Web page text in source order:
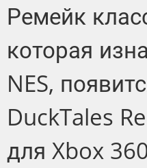
Ремейк
которая
NES,
DuckTales
для Xbox